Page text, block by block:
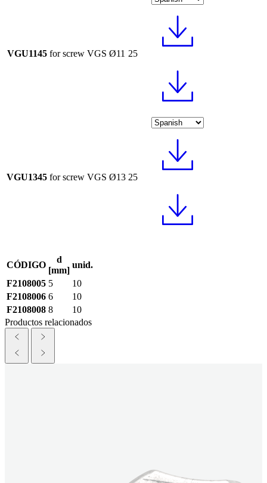
VGU1145 for screw VGS Ø11 25
VGU1345 for screw VGS Ø13 25
CÓDIGO
d
[mm]
unid.
F2108005 5
10
F2108006 6
10
F2108008 8
10
Productos relacionados